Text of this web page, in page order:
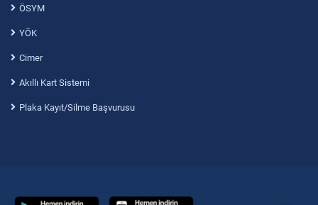
ÖSYM
YÖK
Cimer
Akıllı Kart Sistemi
Plaka Kayıt/Silme Başvurusu